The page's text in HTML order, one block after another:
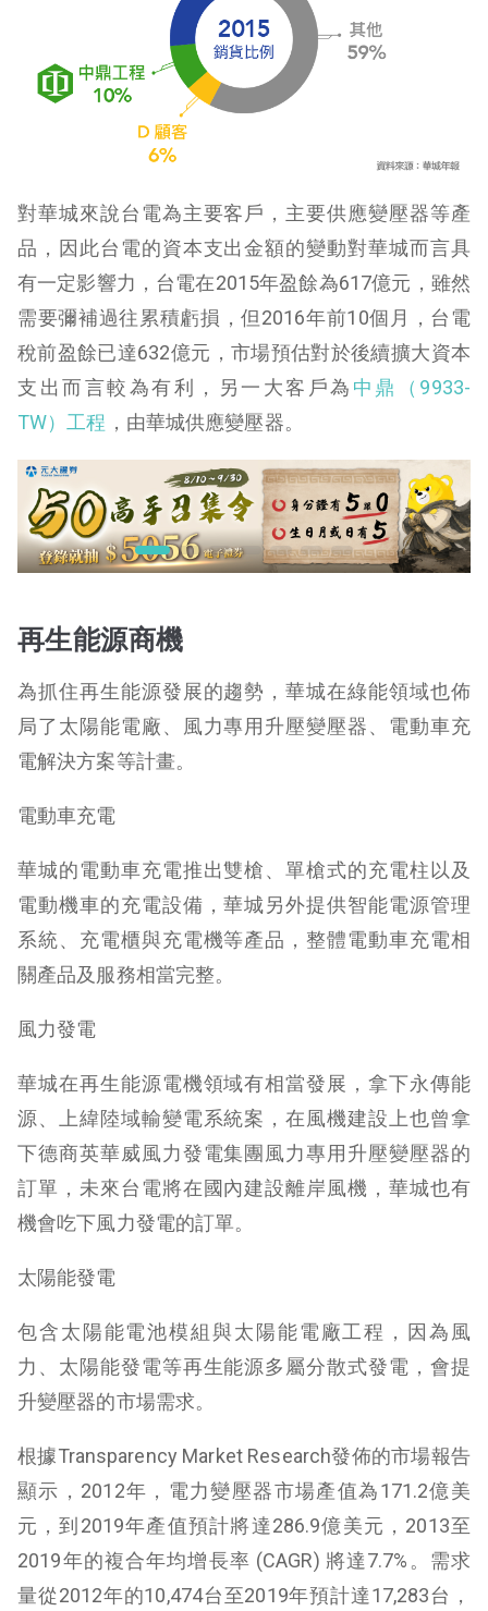
對華城來說台電為主要客戶，主要供應變壓器等產
品，因此台電的資本支出金額的變動對華城而言具
有一定影響力，台電在2015年盈餘為617億元，雖然
需要彌補過往累積虧損，但2016年前10個月，台電
稅前盈餘已達632億元，市場預估對於後續擴大資本
支出而言較為有利，另一大客戶為 中鼎（9933-
TW）工程 ，由華城供應變壓器。
再生能源商機
為抓住再生能源發展的趨勢，華城在綠能領域也佈
局了太陽能電廠、風力專用升壓變壓器、電動車充
電解決方案等計畫。
電動車充電
華城的電動車充電推出雙槍、單槍式的充電柱以及
電動機車的充電設備，華城另外提供智能電源管理
系統、充電櫃與充電機等產品，整體電動車充電相
關產品及服務相當完整。
風力發電
華城在再生能源電機領域有相當發展，拿下永傳能
源、上緯陸域輸變電系統案，在風機建設上也曾拿
下德商英華威風力發電集團風力專用升壓變壓器的
訂單，未來台電將在國內建設離岸風機，華城也有
機會吃下風力發電的訂單。
太陽能發電
包含太陽能電池模組與太陽能電廠工程，因為風
力、太陽能發電等再生能源多屬分散式發電，會提
升變壓器的市場需求。
根據Transparency Market Research發佈的市場報告
顯示，2012年，電力變壓器市場產值為171.2億美
元，到2019年產值預計將達286.9億美元，2013至
2019年的複合年均增長率 (CAGR) 將達7.7%。需求
量從2012年的10,474台至2019年預計達17,283台，